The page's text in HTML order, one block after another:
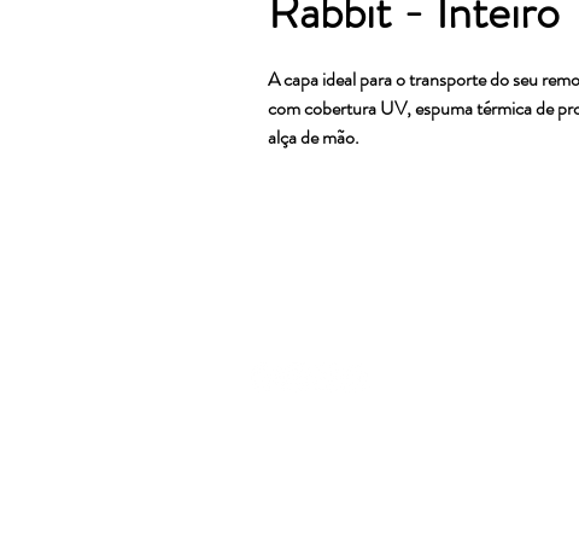
A capa ideal para o transporte do seu
com cobertura UV, espuma térmica de
alça de mão.